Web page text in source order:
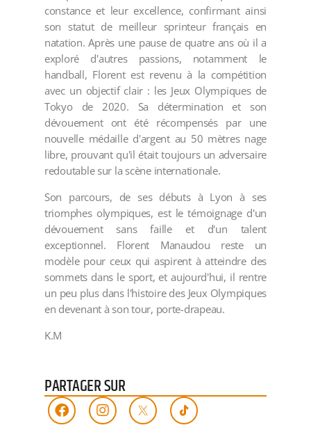
constance et leur excellence, confirmant ainsi
son statut de meilleur sprinteur français en
natation. Après une pause de quatre ans où il a
exploré d'autres passions, notamment le
handball, Florent est revenu à la compétition
avec un objectif clair : les Jeux Olympiques de
Tokyo de 2020. Sa détermination et son
dévouement ont été récompensés par une
nouvelle médaille d'argent au 50 mètres nage
libre, prouvant qu'il était toujours un adversaire
redoutable sur la scène internationale.
Son parcours, de ses débuts à Lyon à ses
triomphes olympiques, est le témoignage d'un
dévouement sans faille et d'un talent
exceptionnel. Florent Manaudou reste un
modèle pour ceux qui aspirent à atteindre des
sommets dans le sport, et aujourd'hui, il rentre
un peu plus dans l'histoire des Jeux Olympiques
en devenant à son tour, porte-drapeau.
K.M
PARTAGER SUR